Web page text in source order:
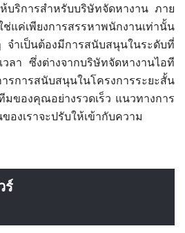
บริการสำหรับบริษัทจัดหางาน ภาย
เพียงการสรรหาพนักงานเท่านั้น
จำเป็นต้องมีการสนับสนุนในระดับที่
ลา ซึ่งต่างจากบริษัทจัดหางานไอที
ารสนับสนุนในโครงการระยะสั้น
ของคุณอย่างรวดเร็ว แนวทางการ
งเราจะปรับให้เข้ากับความ
ร์